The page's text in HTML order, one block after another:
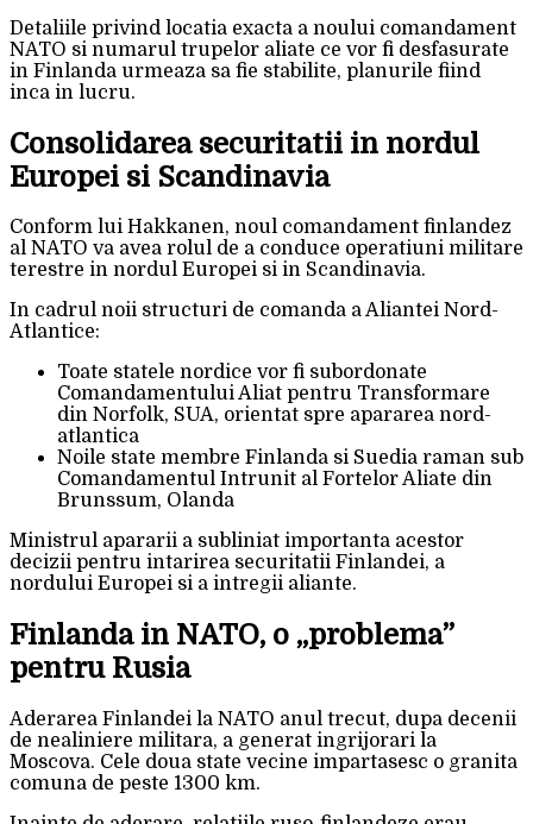
Detaliile privind locatia exacta a noului comandament
NATO si numarul trupelor aliate ce vor fi desfasurate
in Finlanda urmeaza sa fie stabilite, planurile fiind
inca in lucru.
Consolidarea securitatii in nordul
Europei si Scandinavia
Conform lui Hakkanen, noul comandament finlandez
al NATO va avea rolul de a conduce operatiuni militare
terestre in nordul Europei si in Scandinavia.
In cadrul noii structuri de comanda a Aliantei Nord-
Atlantice:
Toate statele nordice vor fi subordonate
Comandamentului Aliat pentru Transformare
din Norfolk, SUA, orientat spre apararea nord-
atlantica
Noile state membre Finlanda si Suedia raman sub
Comandamentul Intrunit al Fortelor Aliate din
Brunssum, Olanda
Ministrul apararii a subliniat importanta acestor
decizii pentru intarirea securitatii Finlandei, a
nordului Europei si a intregii aliante.
Finlanda in NATO, o „problema”
pentru Rusia
Aderarea Finlandei la NATO anul trecut, dupa decenii
de nealiniere militara, a generat ingrijorari la
Moscova. Cele doua state vecine impartasesc o granita
comuna de peste 1300 km.